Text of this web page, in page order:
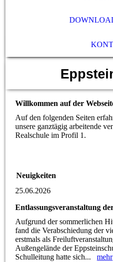
Willkommen auf der
Auf den folgenden Seiten
unsere ganztägig arbeitende
Realschule im Profil 1.
Neuigkeiten
25.06.2026
Entlassungsveranstaltung
Aufgrund der sommerlichen
fand die Verabschiedung der
erstmals als
Außengelände der
Schulleitung hatte sich...mehr